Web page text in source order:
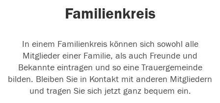
Familienkreis
In einem Familienkreis können sich sowohl alle
Mitglieder einer Familie, als auch Freunde und
Bekannte eintragen und so eine Trauergemeinde
bilden. Bleiben Sie in Kontakt mit anderen Mitgliedern
und tragen Sie sich jetzt ganz bequem ein.